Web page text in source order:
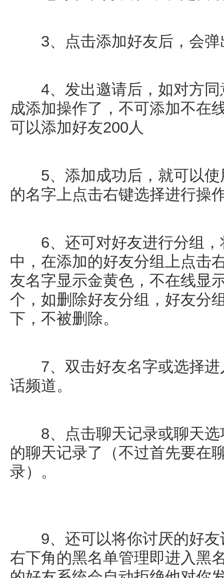
3、点击添加好友后，会弹
4、发出邀请后，如对方同
成添加操作了，不可添加不在
可以添加好友200人
5、添加成功后，就可以使
的名字上点击右键选择进行操
6、还可对好友进行分组，
中，在添加的好友分组上点击
友名字显示金黄色，不在线显
个，如删除好友分组，好友分
下，不被删除。
7、双击好友名字或选择进
话频道。
8、点击聊天记录或聊天选
的聊天记录了（不过首先要在
录）。
9、还可以将你讨厌的好友
右下角的黑名单管理即进入黑